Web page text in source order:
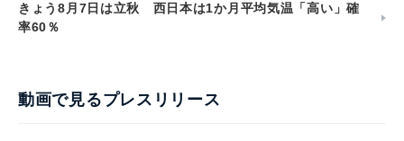
きょう8月7日は立秋 西日本は1か月平均気温「高い」確
率60％
動画で見るプレスリリース